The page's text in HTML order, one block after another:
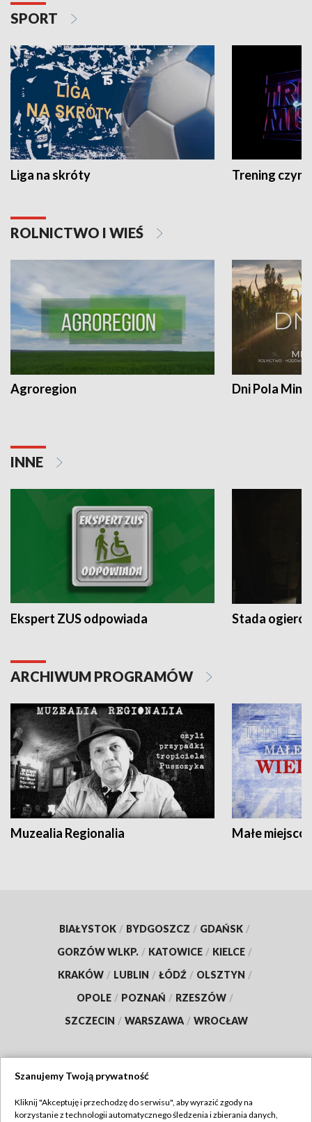
SPORT
Liga na skróty Trening czyni
ROLNICTWO I WIEŚ
Agroregion Dni Pola
INNE
Ekspert ZUS odpowiada Stada
ARCHIWUM PROGRAMÓW
Muzealia Regionalia Małe
BIAŁYSTOK / BYDGOSZCZ / GDAŃSK /
GORZÓW WLKP. / KATOWICE / KIELCE /
KRAKÓW / LUBLIN / ŁÓDŹ / OLSZTYN /
OPOLE / POZNAŃ / RZESZÓW /
SZCZECIN / WARSZAWA / WROCŁAW
TVP
Szanujemy Twoją prywatność
Kliknij "Akceptuję i przechodzę do serwisu", aby wyrazić zgody na
korzystanie z technologii automatycznego śledzenia i zbierania danych,